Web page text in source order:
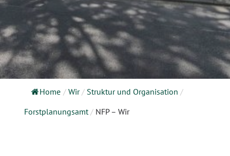
Home / Wir / Struktur und Organisation /
Forstplanungsamt / NFP – Wir